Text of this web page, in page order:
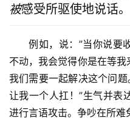
被感受所驱使地说话。
例如，说：”当你说要
不动，我会觉得你是在等我
我们需要一起解决这个问
让我一个人扛！”生气并表
进行言语攻击。争吵在所难